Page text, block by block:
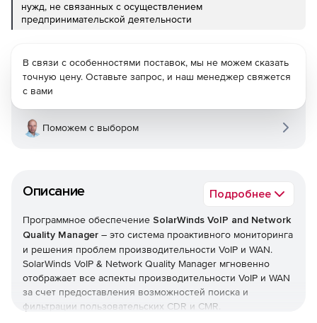
нужд, не связанных с осуществлением
предпринимательской деятельности
Описание Подробнее
Программное обеспечение SolarWinds VoIP and Network
Quality Manager – это система проактивного мониторинга
и решения проблем производительности VoIP и WAN.
SolarWinds VoIP & Network Quality Manager мгновенно
отображает все аспекты производительности VoIP и WAN
за счет предоставления возможностей поиска и
фильтрации пользовательских CDR и CMR.
В связи с особенностями поставок, мы не можем сказать
точную цену. Оставьте запрос, и наш менеджер свяжется
с вами
Поможем с выбором